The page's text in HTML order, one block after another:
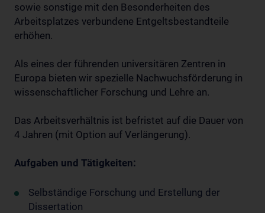
sowie sonstige mit den Besonderheiten des
Arbeitsplatzes verbundene Entgeltsbestandteile
erhöhen.
Als eines der führenden universitären Zentren in
Europa bieten wir spezielle Nachwuchsförderung in
wissenschaftlicher Forschung und Lehre an.
Das Arbeitsverhältnis ist befristet auf die Dauer von
4 Jahren (mit Option auf Verlängerung).
Aufgaben und Tätigkeiten:
Selbständige Forschung und Erstellung der
Dissertation